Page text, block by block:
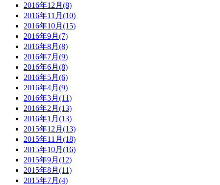
2016年12月(8)
2016年11月(10)
2016年10月(15)
2016年9月(7)
2016年8月(8)
2016年7月(9)
2016年6月(8)
2016年5月(6)
2016年4月(9)
2016年3月(11)
2016年2月(13)
2016年1月(13)
2015年12月(13)
2015年11月(18)
2015年10月(16)
2015年9月(12)
2015年8月(11)
2015年7月(4)